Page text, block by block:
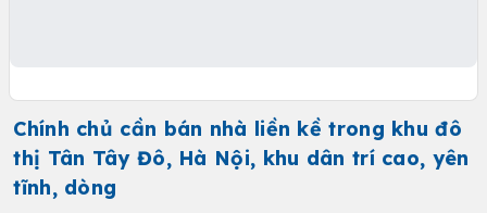
Chính chủ cần bán nhà liền kề trong khu đô
thị Tân Tây Đô, Hà Nội, khu dân trí cao, yên
tĩnh, dòng